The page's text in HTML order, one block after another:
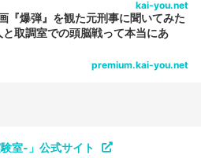
kai-you.net
『爆弾』を観た元刑事に聞いてみた
と取調室での頭脳戦って本当にあ
premium.kai-you.net
室-」公式サイト